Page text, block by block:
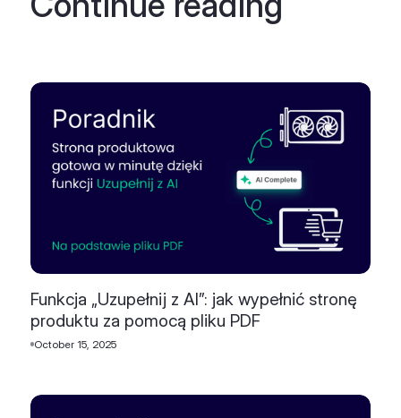
Funkcja „Uzupełnij z AI”: jak wypełnić stronę
produktu za pomocą pliku PDF
October 15, 2025